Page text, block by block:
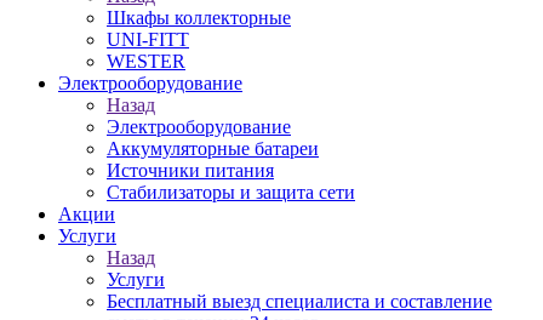
Шкафы коллекторные
UNI-FITT
WESTER
Электрооборудование
Назад
Электрооборудование
Аккумуляторные батареи
Источники питания
Стабилизаторы и защита сети
Акции
Услуги
Назад
Услуги
Бесплатный выезд специалиста и составление